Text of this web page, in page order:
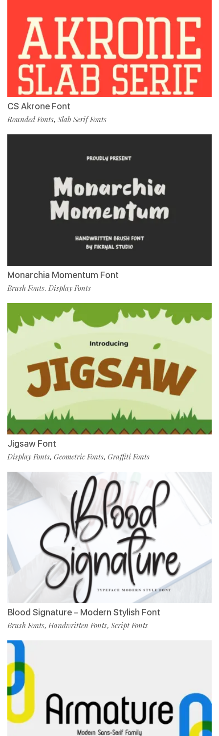
CS Akrone Font
Rounded Fonts, Slab Serif Fonts
Monarchia Momentum Font
Brush Fonts, Display Fonts
Jigsaw Font
Display Fonts, Geometric Fonts, Graffiti Fonts
Blood Signature – Modern Stylish Font
Brush Fonts, Handwritten Fonts, Script Fonts